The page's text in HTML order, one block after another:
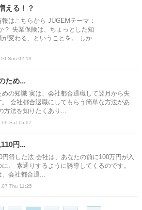
える！？
はこちらから JUGEMテーマ：
？ 失業保険は、ちょっとした知
変わる、ということを。 しか
Sun 02:19
ため...
の知識 実は、会社都合退職して翌月から失
会社都合退職にしてもらう簡単な方法があ
方法を知りたくあり...
Sat 15:07
円...
得した法 会社は、あなたの前に100万円が入
、 素通りするように誘導してくるのです。
会社都合退...
Thu 11:25